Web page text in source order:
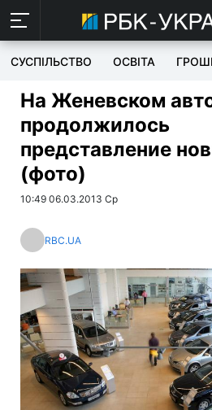
СУСПІЛЬСТВО ОСВІТА ГРОШІ
На Женевском
продолжилось
представление
(фото)
10:49 06.03.2013 Ср
RBC.UA